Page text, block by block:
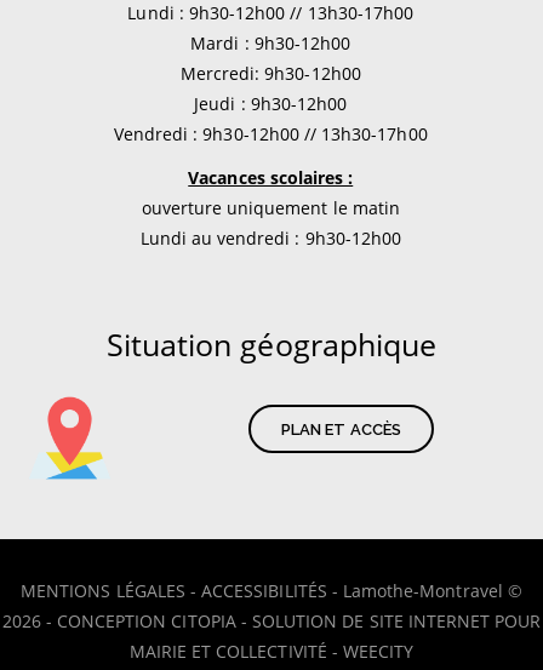
Lundi : 9h30-12h00 // 13h30-17h00
Mardi : 9h30-12h00
Mercredi: 9h30-12h00
Jeudi : 9h30-12h00
Vendredi : 9h30-12h00 // 13h30-17h00
Vacances scolaires :
ouverture uniquement le matin
Lundi au vendredi : 9h30-12h00
Situation géographique
PLAN ET ACCÈS
MENTIONS LÉGALES -ACCESSIBILITÉS - Lamothe-Montravel ©
2026 - CONCEPTION CITOPIA- SOLUTION DE SITE INTERNET POUR
MAIRIE ET COLLECTIVITÉ - WEECITY